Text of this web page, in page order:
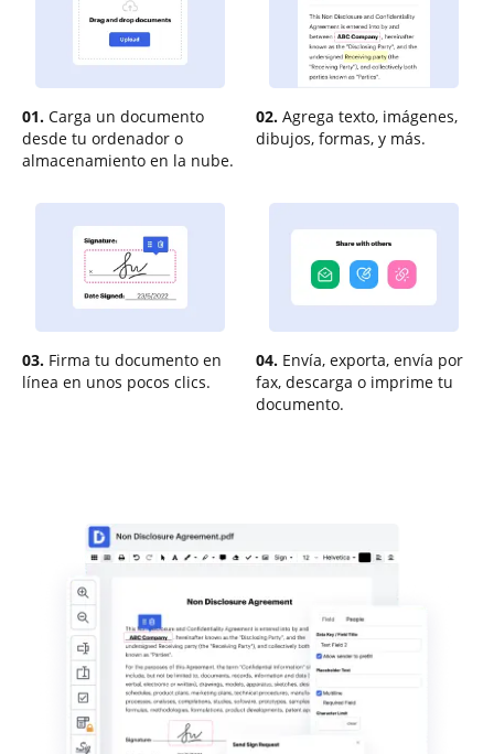
01. Carga un documento
desde tu ordenador o
almacenamiento en la nube.
02. Agrega texto, imágenes,
dibujos, formas, y más.
03. Firma tu documento en
línea en unos pocos clics.
04. Envía, exporta, envía por
fax, descarga o imprime tu
documento.